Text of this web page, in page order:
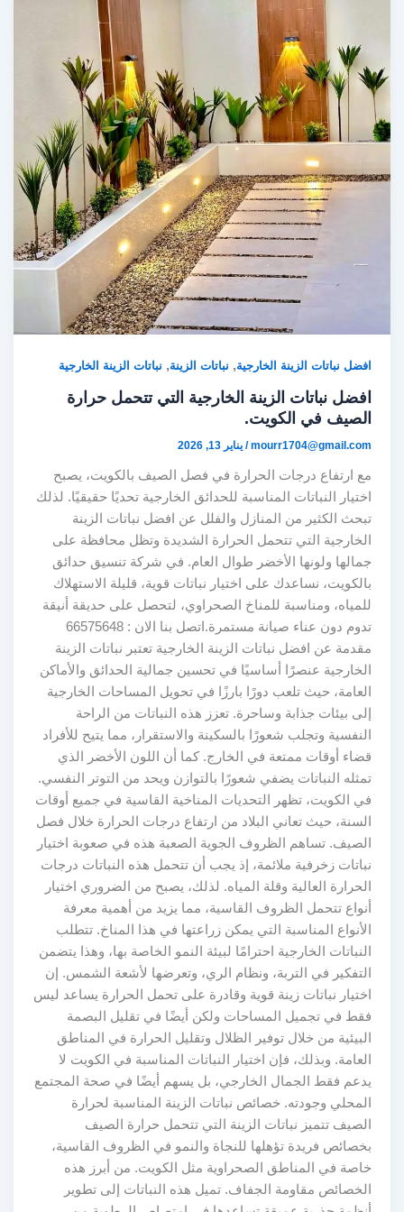
افضل نباتات الزينة الخارجية, نباتات الزينة, نباتات الزينة الخارجية
افضل نباتات الزينة الخارجية التي تتحمل حرارة
الصيف في الكويت.
mourr1704@gmail.com
/يناير 13, 2026
مع ارتفاع درجات الحرارة في فصل الصيف بالكويت، يصبح
اختيار النباتات المناسبة للحدائق الخارجية تحديًا حقيقيًا. لذلك
تبحث الكثير من المنازل والفلل عن افضل نباتات الزينة
الخارجية التي تتحمل الحرارة الشديدة وتظل محافظة على
جمالها ولونها الأخضر طوال العام. في شركة تنسيق حدائق
بالكويت، نساعدك على اختيار نباتات قوية، قليلة الاستهلاك
للمياه، ومناسبة للمناخ الصحراوي، لتحصل على حديقة أنيقة
تدوم دون عناء صيانة مستمرة.اتصل بنا الان : 66575648
مقدمة عن افضل نباتات الزينة الخارجية تعتبر نباتات الزينة
الخارجية عنصرًا أساسيًا في تحسين جمالية الحدائق والأماكن
العامة، حيث تلعب دورًا بارزًا في تحويل المساحات الخارجية
إلى بيئات جذابة وساحرة. تعزز هذه النباتات من الراحة
النفسية وتجلب شعورًا بالسكينة والاستقرار، مما يتيح للأفراد
قضاء أوقات ممتعة في الخارج. كما أن اللون الأخضر الذي
تمثله النباتات يضفي شعورًا بالتوازن ويحد من التوتر النفسي.
في الكويت، تظهر التحديات المناخية القاسية في جميع أوقات
السنة، حيث تعاني البلاد من ارتفاع درجات الحرارة خلال فصل
الصيف. تساهم الظروف الجوية الصعبة هذه في صعوبة اختيار
نباتات زخرفية ملائمة، إذ يجب أن تتحمل هذه النباتات درجات
الحرارة العالية وقلة المياه. لذلك، يصبح من الضروري اختيار
أنواع تتحمل الظروف القاسية، مما يزيد من أهمية معرفة
الأنواع المناسبة التي يمكن زراعتها في هذا المناخ. تتطلب
النباتات الخارجية احترامًا لبيئة النمو الخاصة بها، وهذا يتضمن
التفكير في التربة، ونظام الري، وتعرضها لأشعة الشمس. إن
اختيار نباتات زينة قوية وقادرة على تحمل الحرارة يساعد ليس
فقط في تجميل المساحات ولكن أيضًا في تقليل البصمة
البيئية من خلال توفير الظلال وتقليل الحرارة في المناطق
العامة. وبذلك، فإن اختيار النباتات المناسبة في الكويت لا
يدعم فقط الجمال الخارجي، بل يسهم أيضًا في صحة المجتمع
المحلي وجودته. خصائص نباتات الزينة المناسبة لحرارة
الصيف تتميز نباتات الزينة التي تتحمل حرارة الصيف
بخصائص فريدة تؤهلها للنجاة والنمو في الظروف القاسية،
خاصة في المناطق الصحراوية مثل الكويت. من أبرز هذه
الخصائص مقاومة الجفاف. تميل هذه النباتات إلى تطوير